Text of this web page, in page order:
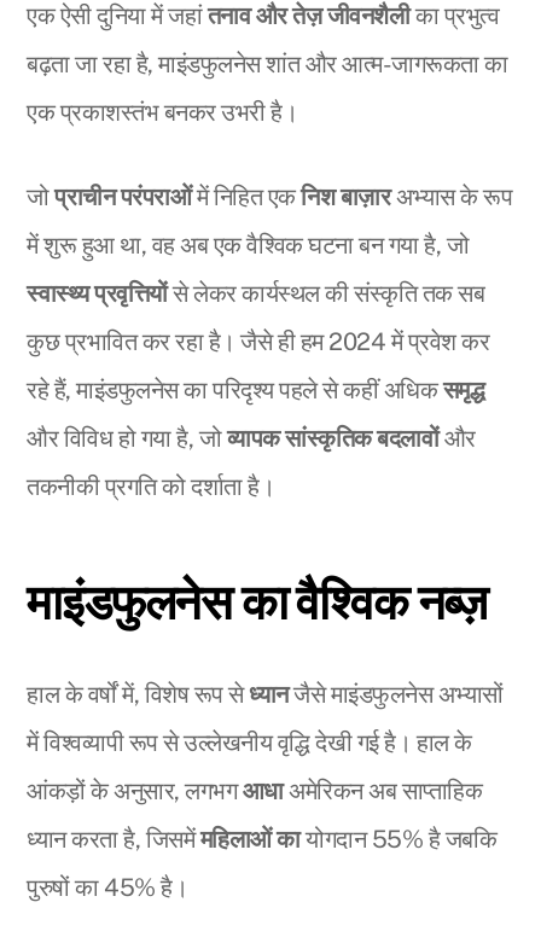
एक ऐसी दुनिया में जहांतनाव और तेज़ जीवनशैलीका प्रभुत्व
बढ़ता जा रहा है, माइंडफुलनेस शांत और आत्म-जागरूकता का
एक प्रकाशस्तंभ बनकर उभरी है।
जोप्राचीन परंपराओंमें निहित एकनिश बाज़ारअभ्यास के रूप
में शुरू हुआ था, वह अब एक वैश्विक घटना बन गया है, जो
स्वास्थ्य प्रवृत्तियोंसे लेकर कार्यस्थल की संस्कृति तक सब
कुछ प्रभावित कर रहा है। जैसे ही हम 2024 में प्रवेश कर
रहे हैं, माइंडफुलनेस का परिदृश्य पहले से कहीं अधिकसमृद्ध
और विविध हो गया है, जोव्यापक सांस्कृतिक बदलावोंऔर
तकनीकी प्रगति को दर्शाता है।
माइंडफुलनेस का वैश्विक नब्ज़
हाल के वर्षों में, विशेष रूप सेध्यानजैसे माइंडफुलनेस अभ्यासों
में विश्वव्यापी रूप से उल्लेखनीय वृद्धि देखी गई है। हाल के
आंकड़ों के अनुसार, लगभगआधाअमेरिकन अब साप्ताहिक
ध्यान करता है, जिसमेंमहिलाओं कायोगदान 55% है जबकि
पुरुषों का 45% है।